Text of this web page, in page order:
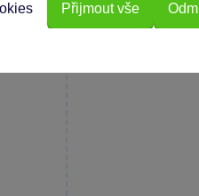
Přijmout vše